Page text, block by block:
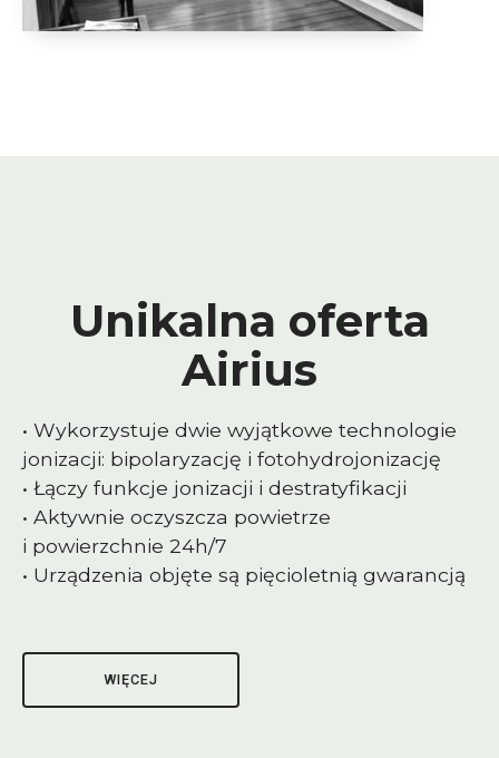
Unikalna oferta
Airius
• Wykorzystuje dwie wyjątkowe technologie
jonizacji: bipolaryzację i fotohydrojonizację
• Łączy funkcje jonizacji i destratyfikacji
• Aktywnie oczyszcza powietrze
i powierzchnie 24h/7
• Urządzenia objęte są pięcioletnią gwarancją
WIĘCEJ